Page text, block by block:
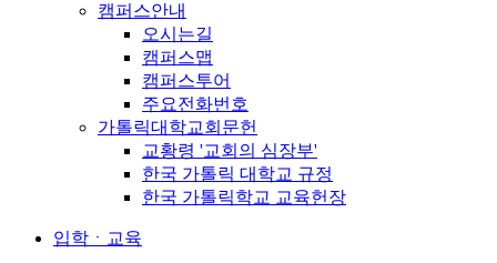
캠퍼스안내
오시는길
캠퍼스맵
캠퍼스투어
주요전화번호
가톨릭대학교회문헌
교황령 '교회의 심장부'
한국 가톨릭 대학교 규정
한국 가톨릭학교 교육헌장
입학ㆍ교육